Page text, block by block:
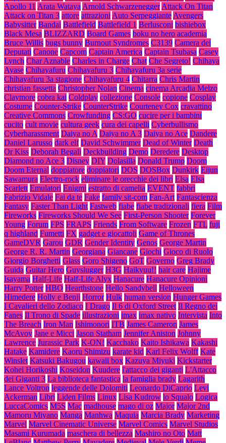
Apollo 11 Arata Wataya Arnold Schwarzenegger Attack On Titan
Attack on Titan 3 attore attrazioni Auto Serpeggiante Avengers
Babysitter Bandai Battlefield Battlefield 1 Berlusconi bishiebox
Black Mesa BLIZZARD Board Games boku no hero academia
Bruce Willis bugs bunny Burnout Syndromes C3139 Camera dei
Deputati Canone Capcom Captain America Captain Tsubasa Casey
Lynch Char Aznable Charles in Charge Chat Che Segreto! Chihaya
Ayase Chihayafuru Chihayafuru 3 Chihayafuru 3a serie
Chihayafuru 3a stagione Chihayafuru 4 Chitarra Chris Martin
christian fassetta Christopher Nolan Cinema cinema Arcadia Melzo
Claymore cobra kai Coldplay collezione Console copione Cosplay
Costume Counter-Strike CounterStrike Courteney Cox cravattino
Creative Commons Crowfunding CS:GO cucire per i bambini
cucito cult movie cultura geek cura dei capelli Cyberbullismo
Cyberharassment Daiya no A Daiya no A 3 Daiya no Ace Dandere
Daniel Larusso dark elf David Schwimmer Dead of Winter Death
Or Kiss Deborah Begali Deckbuilding Demo Deredere Desktop
Diamond no Ace 3 Disney DIY Dolasilla Donald Trump Doom
Doom Eternal doppiatore doppiatori DOS DOSBox Dunkirk Eijun
Sawamura Electro-rock eliminare le orecchie dei libri Elsa Elsa
Scarlett Emulatori Enigmi estratto di camelia EVENT fabbri
Fabrizio Vidale Fai da te Fake family sit-com Fan-Art Fantascienza
Fantasy Faster Than Light Fastweb fiabe fiabe tradizionali fiera Film
Fireworks Fireworks Should We See First-Person Shooter Forever
Young Forum FPS FRAPS Friends From Software Frozen FTL fuji
q highland Fumetti FX gadget e giocattoli Game of Thrones
GameDVR Garou GDR Gender Identity Genos George Martin
George R. R. Martin Georgiana Giancane Giochi Gioco di Ruolo
Giorgio Borghetti Glass Goro Shigeno GoT Governo Greg Brady
Guida Guitar Hero Guyslugger H3G Haikyuu!! hair care Hajime
Isayama Half-Life Half-Life Alyx Hanacure Hanacure Opinioni
Harry Potter HBO Hearthstone Hello Sandybell Helloween
Himedere Holly e Benji Horror Hulk human version Hunger Games
I Cavalieri dello Zodiaco I Drago Il 6 di Oxford Street Il Regno dei
Fanes Il Trono di Spade illustrazioni imax imax nativo Intervista Into
The Breach Iron Man Ishimonori ITB James Cameron James
McAvoy Jane e Micci Jason Statham Jennifer Aniston Johnny
Lawrence Jurassic Park K-ON! Kacchako Kaito Ishikawa Kakashi
Hatake Kamidere Kaoru Shimizu karate kid Karl Felix Wolff Kate
Winslet Katsuki Bakugou kawaii box Kazuya Miyuki Kickstarter
Kohei Horikoshi Koseidon Kuudere l'attacco dei giganti L'Attacco
dei Giganti 3 La biblioteca fantastica la famiglia brady Lagarith
Lance Voltron leggende delle Dolomiti Leonardo DiCaprio Levi
Ackerman Libri Liden Films Linux Lisa Kudrow lo Squalo Logica
LuccaComics M5S Mac madhouse mago di oz Major Major 2nd
Mamoru Miyano Manga Manhwa Maquia Marcia Brady Marketing
Marvel Marvel Cinematic Universe Marvel Comics Marvel Studios
Masami Kurumada maschera di bellezza Mashiro no Oto Matt